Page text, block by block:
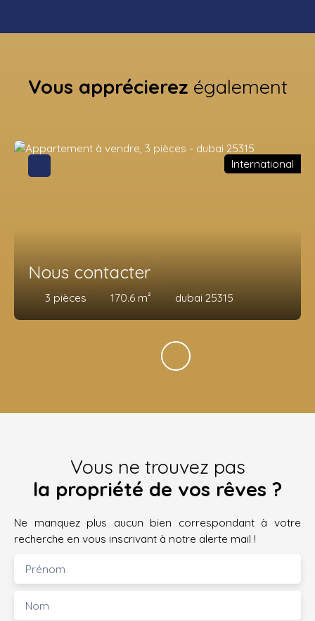
Vous apprécierez également
Nous contacter
3 pièces 170.6 m² dubai 25315
International
Vous ne trouvez pas
la propriété de vos rêves ?
Ne manquez plus aucun bien correspondant à votre
recherche en vous inscrivant à notre alerte mail !
Prénom
Nom